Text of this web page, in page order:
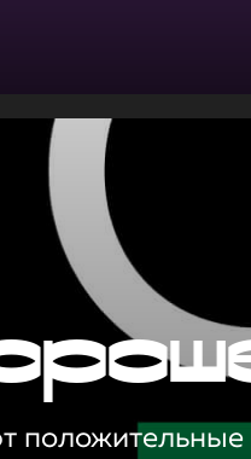
положительные